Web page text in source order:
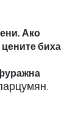
Ако
цените биха